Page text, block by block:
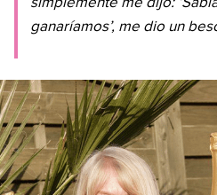
simplemente me dijo:
ganaríamos’, me dio un